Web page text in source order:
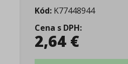
Kód: K77448944
Cena s DPH:
2,64 €